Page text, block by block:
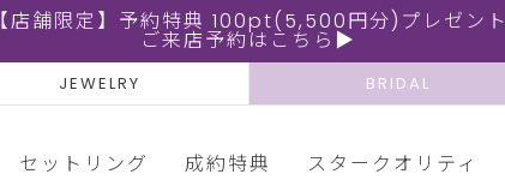
【店舗限定】予約特典 100pt(5,500円分)プレゼント
ご来店予約はこちら▶
JEWELRY BRIDAL
セットリング 成約特典 スタークオリティ